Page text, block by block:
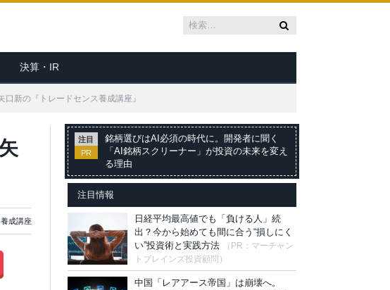
決算・IR
新の『トレードセンス養成講座』
成講座
注目
PR
銘柄選びはAI必須の時代に。開発者に聞く
「AI銘柄スクリーナー」が投資の未来を変え
る理由
注目情報
日経平均最高値でも「負ける人」続
出？今から始めても間に合う“損しにく
い”投資術と実践方法
（PR：マーチャン
トブレインズ投資顧問）
中国「レアアース帝国」は崩壊へ。